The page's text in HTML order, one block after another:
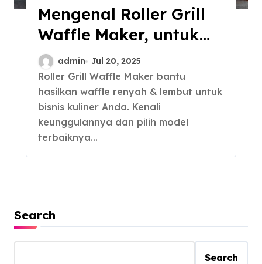
Mengenal Roller Grill
Waffle Maker, untuk
Bisnis Kuliner
admin Jul 20, 2025
Roller Grill Waffle Maker bantu
hasilkan waffle renyah & lembut untuk
bisnis kuliner Anda. Kenali
keunggulannya dan pilih model
terbaiknya…
Search
Search